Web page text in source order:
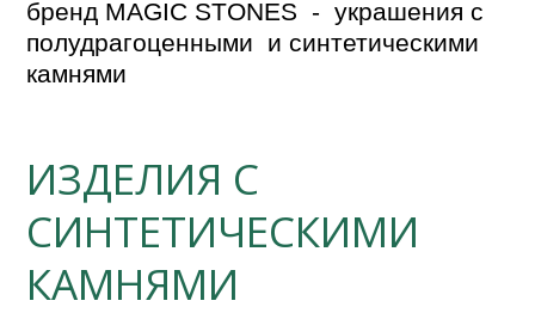
бренд MAGIC STONES  -  украшения с
полудрагоценными  и синтетическими
ИЗДЕЛИЯ С
СИНТЕТИЧЕСКИМИ
КАМНЯМИ